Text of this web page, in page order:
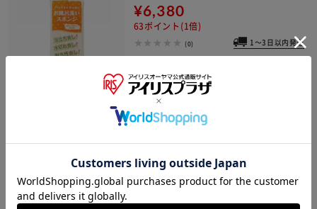
¥6,380
63ポイント(1倍)
(0) 1～3日以内発送
1
スポンジの関連カテゴリの商品を探す
作業用手袋・軍手
使い捨てクロス